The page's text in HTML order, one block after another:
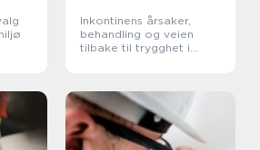
Inkontinens årsaker,
behandling og veien
tilbake til trygghet i